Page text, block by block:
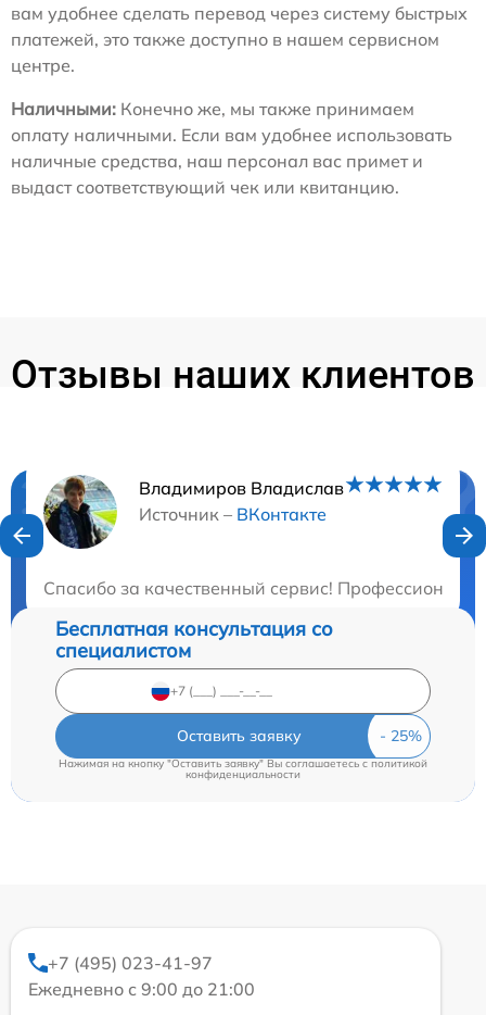
вам удобнее сделать перевод через систему быстрых
платежей, это также доступно в нашем сервисном
центре.
Наличными: Конечно же, мы также принимаем
оплату наличными. Если вам удобнее использовать
наличные средства, наш персонал вас примет и
выдаст соответствующий чек или квитанцию.
Отзывы наших клиентов
Владимиров Владислав
Источник – ВКонтакте
Спасибо за качественный сервис!
Нужна консультация?
Бесплатная консультация со
специалистом
Оставить заявку
Нажимая на кнопку "Оставить заявку" Вы соглашаетесь cполитикой
конфиденциальности
+7 (495) 023-41-97
Ежедневно с 9:00 до 21:00